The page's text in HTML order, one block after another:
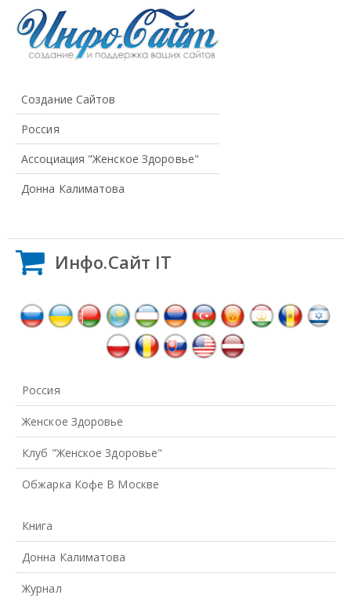
Создание Сайтов
Россия
Ассоциация "Женское Здоровье"
Донна Калиматова
Инфо.Сайт IT
Россия
Женское Здоровье
Клуб "Женское Здоровье"
Обжарка Кофе В Москве
Книга
Донна Калиматова
Журнал